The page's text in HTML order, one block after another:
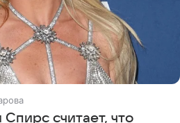
считает, что